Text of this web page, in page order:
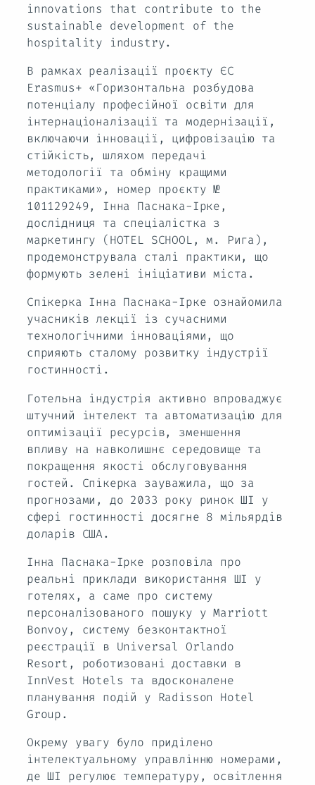
innovations that contribute to the
sustainable development of the
hospitality industry.
В рамках реалізації проєкту ЄС
Erasmus+ «Горизонтальна розбудова
потенціалу професійної освіти для
інтернаціоналізації та модернізації,
включаючи інновації, цифровізацію та
стійкість, шляхом передачі
методології та обміну кращими
практиками», номер проєкту №
101129249, Інна Паснака-Ірке,
дослідниця та спеціалістка з
маркетингу (HOTEL SCHOOL, м. Рига),
продемонструвала сталі практики, що
формують зелені ініціативи міста.
Спікерка Інна Паснака-Ірке ознайомила
учасників лекції із сучасними
технологічними інноваціями, що
сприяють сталому розвитку індустрії
гостинності.
Готельна індустрія активно впроваджує
штучний інтелект та автоматизацію для
оптимізації ресурсів, зменшення
впливу на навколишнє середовище та
покращення якості обслуговування
гостей. Спікерка зауважила, що за
прогнозами, до 2033 року ринок ШІ у
сфері гостинності досягне 8 мільярдів
доларів США.
Інна Паснака-Ірке розповіла про
реальні приклади використання ШІ у
готелях, а саме про систему
персоналізованого пошуку у Marriott
Bonvoy, систему безконтактної
реєстрації в Universal Orlando
Resort, роботизовані доставки в
InnVest Hotels та вдосконалене
планування подій у Radisson Hotel
Group.
Окрему увагу було приділено
інтелектуальному управлінню номерами,
де ШІ регулює температуру, освітлення